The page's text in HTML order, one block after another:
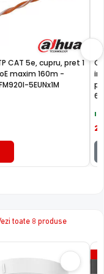
cu un
unor
va deplasati in
pericol destul de
CAT 5e, cupru, pret 1
maxim 160m -
5EUNx1M
In
2
toate 8 produse